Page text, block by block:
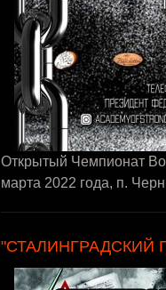
Открытый Чемпионат
марта 2022 года, п.
"СТАЛИНГРАДСКИЙ